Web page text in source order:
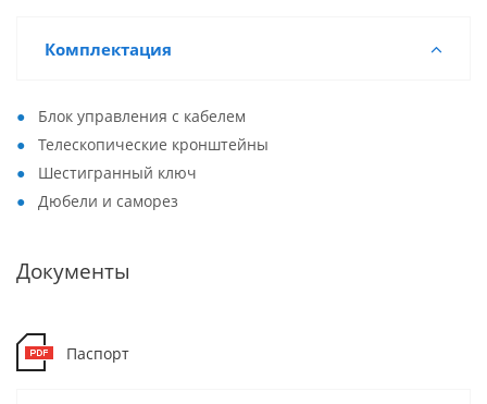
Комплектация
Блок управления с кабелем
Телескопические кронштейны
Шестигранный ключ
Дюбели и саморез
Документы
Паспорт